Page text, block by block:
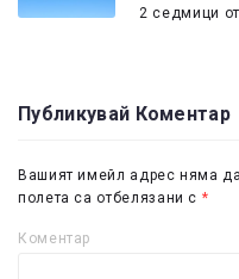
2 седмици
Публикувай Коментар
Вашият имейл адрес няма
полета са отбелязани с *
Коментар